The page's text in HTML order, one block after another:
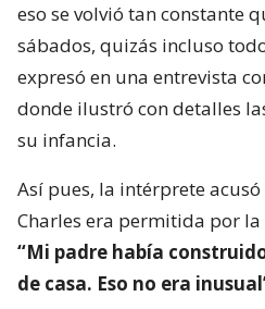
eso se volvió tan constante
sábados, quizás incluso
expresó en una entrevista
donde ilustró con detalles
su infancia.
Así pues, la intérprete
Charles era permitida por
“Mi padre había
de casa. Eso no era